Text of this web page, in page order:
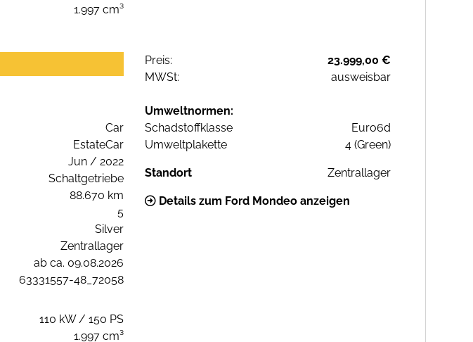
1.997 cm³
Preis:
23.999,00 €
MWSt:
ausweisbar
Car
EstateCar
Jun / 2022
Schaltgetriebe
88.670 km
5
Silver
Zentrallager
ab ca. 09.08.2026
63331557-48_72058
110 kW / 150 PS
1.997 cm³
Umweltnormen:
Schadstoffklasse
Euro6d
Umweltplakette
4 (Green)
Standort Zentrallager
Details zum Ford Mondeo anzeigen